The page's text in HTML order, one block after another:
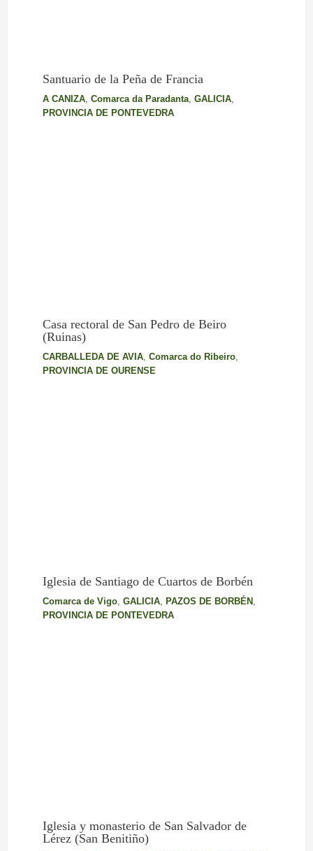
Santuario de la Peña de Francia
A CANIZA, Comarca da Paradanta, GALICIA,
PROVINCIA DE PONTEVEDRA
Casa rectoral de San Pedro de Beiro
(Ruinas)
CARBALLEDA DE AVIA, Comarca do Ribeiro,
PROVINCIA DE OURENSE
Iglesia de Santiago de Cuartos de Borbén
Comarca de Vigo, GALICIA, PAZOS DE BORBÉN ,
PROVINCIA DE PONTEVEDRA
Iglesia y monasterio de San Salvador de
Lérez (San Benitiño)